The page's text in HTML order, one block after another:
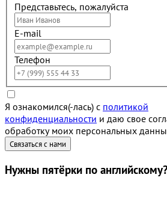
Представьтесь, пожалуйста
E-mail
Телефон
Я ознакомился(-лась) с политикой
конфиденциальности и даю свое
обработку моих персональных
Нужны пятёрки по